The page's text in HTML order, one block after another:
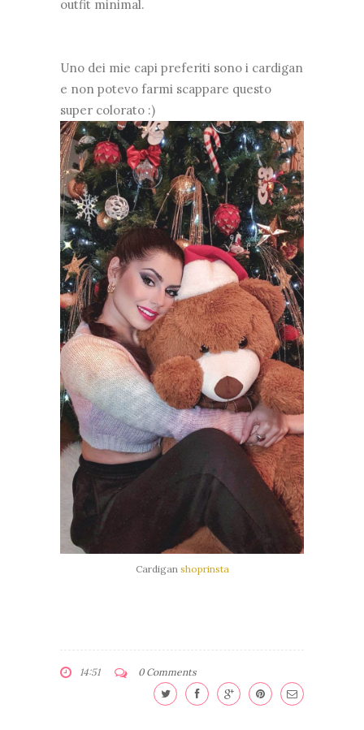
outfit minimal.
Uno dei mie capi preferiti sono i cardigan
e non potevo farmi scappare questo
super colorato :)
Cardigan shoprinsta
14:51 0 Comments